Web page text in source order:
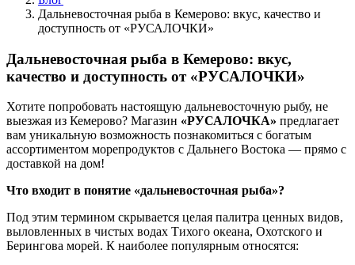
Дальневосточная рыба в Кемерово: вкус, качество и
доступность от «РУСАЛОЧКИ»
Дальневосточная рыба в Кемерово: вкус,
качество и доступность от «РУСАЛОЧКИ»
Хотите попробовать настоящую дальневосточную рыбу, не
выезжая из Кемерово? Магазин «РУСАЛОЧКА» предлагает
вам уникальную возможность познакомиться с богатым
ассортиментом морепродуктов с Дальнего Востока — прямо с
доставкой на дом!
Что входит в понятие «дальневосточная рыба»?
Под этим термином скрывается целая палитра ценных видов,
выловленных в чистых водах Тихого океана, Охотского и
Берингова морей. К наиболее популярным относятся: